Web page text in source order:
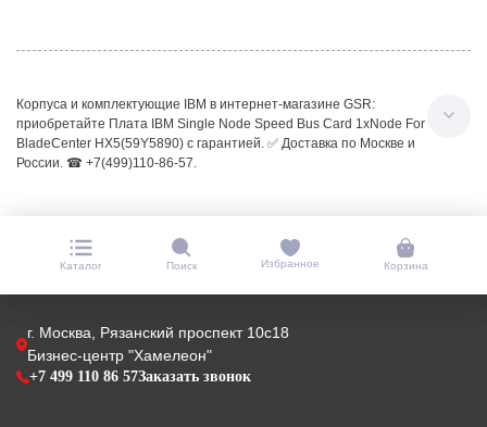
Корпуса и комплектующие IBM в интернет-магазине GSR:
приобретайте Плата IBM Single Node Speed Bus Card 1xNode For
BladeCenter HX5(59Y5890) с гарантией. ✅ Доставка по Москве и
России. ☎ +7(499)110-86-57.
Каталог Поиск Избранное Корзина
г. Москва, Рязанский проспект 10с18
Бизнес-центр "Хамелеон"
+7 499 110 86 57Заказать звонок